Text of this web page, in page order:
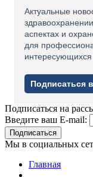
Актуальные
аспектах и
для
интересующихся
Подписаться
Подписаться на
Введите ваш E-mail:
Подписаться
Мы в социальных
Главная